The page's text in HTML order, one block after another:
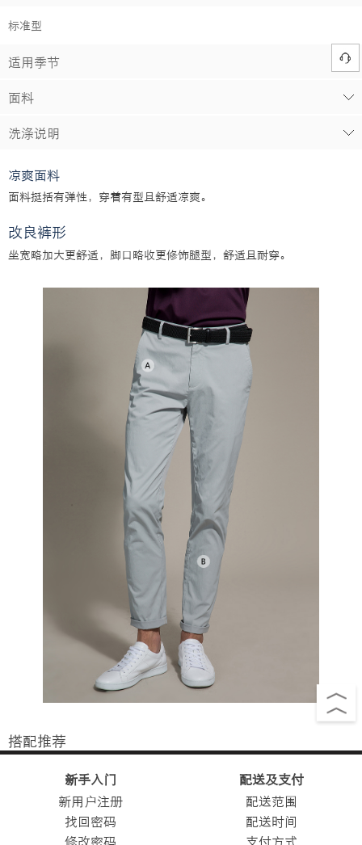
标准型
适用季节
面料
洗涤说明
凉爽面料
面料挺括有弹性，穿着有型且舒适凉爽。
改良裤形
坐宽略加大更舒适，脚口略收更修饰腿型，舒适且耐穿。
搭配推荐
新手入门
新用户注册
找回密码
修改密码
配送及支付
配送范围
配送时间
支付方式